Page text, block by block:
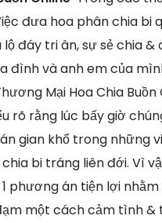
đưa hoa phân chia bi
đáy tri ân, sự sẻ chia
đình và anh em của
Mại Hoa Chia Buồn
rõ rằng lúc bấy giờ
gian khổ trong những
bi tráng liên đới. Vì
phương án tiện lợi
một cách cảm tình &